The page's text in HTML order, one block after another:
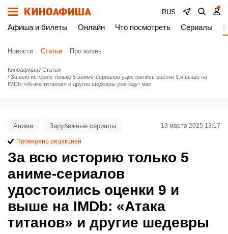
RUS
Афиша и билеты Онлайн Что посмотреть Сериалы
Новости Статьи Про жизнь
Киноафиша
Статьи
За всю историю только 5 аниме-сериалов удостоились оценки 9 и выше на
IMDb: «Атака титанов» и другие шедевры уже ждут вас
За всю историю только 5
аниме-сериалов
удостоились оценки 9 и
выше на IMDb: «Атака
титанов» и другие шедевры
Аниме Зарубежные сериалы 13 марта 2025 13:17
Проверено редакцией